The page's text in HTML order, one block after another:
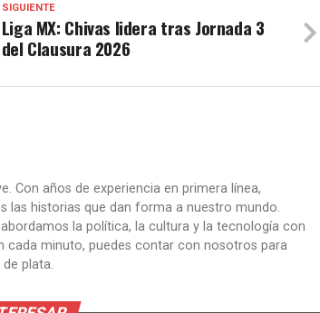
SIGUIENTE
Liga MX: Chivas lidera tras Jornada 3
del Clausura 2026
Con años de experiencia en primera línea,
las historias que dan forma a nuestro mundo.
la política, la cultura y la tecnología con
cada minuto, puedes contar con nosotros para
plata.